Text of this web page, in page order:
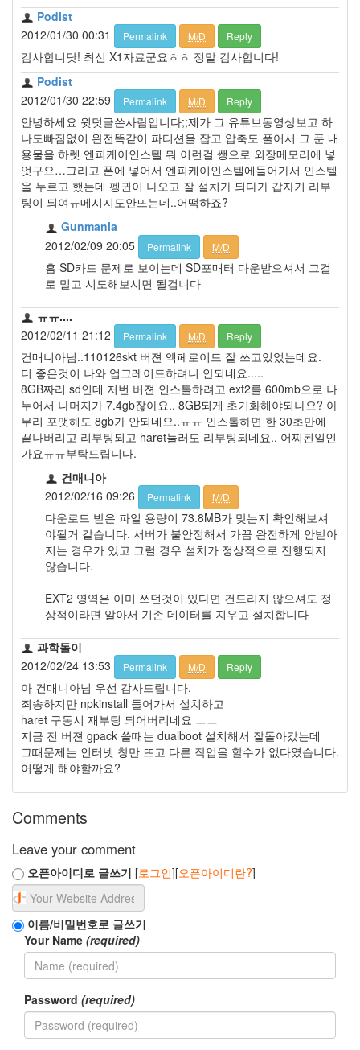
Podist
2012/01/30 00:31
Permalink M/D Reply
감사합니닷! 최신 X1자료군요ㅎㅎ 정말 감사합니다!
Podist
2012/01/30 22:59
Permalink M/D Reply
안녕하세요 윗덧글쓴사람입니다;;제가 그 유튜브동영상보고 하
나도빠짐없이 완전똑같이 파티션을 잡고 압축도 풀어서 그 푼 내
용물을 하렛 엔피케이인스텔 뭐 이런걸 쌩으로 외장메모리에 넣
엇구요…그리고 폰에 넣어서 엔피케이인스텔에들어가서 인스텔
을 누르고 했는데 펭귄이 나오고 잘 설치가 되다가 갑자기 리부
팅이 되여ㅠ메시지도안뜨는데..어떡하죠?
Gunmania
2012/02/09 20:05
Permalink M/D
흠 SD카드 문제로 보이는데 SD포매터 다운받으셔서 그걸
로 밀고 시도해보시면 될겁니다
ㅠㅠ....
2012/02/11 21:12
Permalink M/D Reply
건매니아님..110126skt 버젼 엑페로이드 잘 쓰고있었는데요.
더 좋은것이 나와 업그레이드하려니 안되네요.....
8GB짜리 sd인데 저번 버젼 인스톨하려고 ext2를 600mb으로 나
누어서 나머지가 7.4gb잖아요.. 8GB되게 초기화해야되나요? 아
무리 포맷해도 8gb가 안되네요..ㅠㅠ 인스톨하면 한 30초만에
끝나버리고 리부팅되고 haret눌러도 리부팅되네요.. 어찌된일인
가요ㅠㅠ부탁드립니다.
건매니아
2012/02/16 09:26
Permalink M/D
다운로드 받은 파일 용량이 73.8MB가 맞는지 확인해보셔
야될거 같습니다. 서버가 불안정해서 가끔 완전하게 안받아
지는 경우가 있고 그럴 경우 설치가 정상적으로 진행되지
않습니다.
EXT2 영역은 이미 쓰던것이 있다면 건드리지 않으셔도 정
상적이라면 알아서 기존 데이터를 지우고 설치합니다
과학돌이
2012/02/24 13:53
Permalink M/D Reply
아 건매니아님 우선 감사드립니다.
죄송하지만 npkinstall 들어가서 설치하고
haret 구동시 재부팅 되어버리네요 ㅡㅡ
지금 전 버젼 gpack 쓸때는 dualboot 설치해서 잘돌아갔는데
그때문제는 인터넷 창만 뜨고 다른 작업을 할수가 없다였습니다.
어떻게 해야할까요?
Comments
Leave your comment
오픈아이디로 글쓰기 [로그인][오픈아이디란?]
이름/비밀번호로 글쓰기
Your Name (required)
Password (required)